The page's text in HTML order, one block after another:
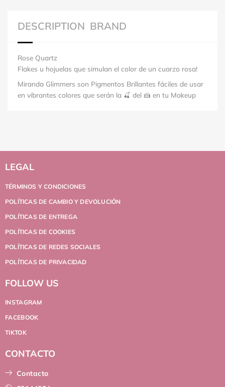
DESCRIPTION BRAND
Rose Quartz
Flakes u hojuelas que simulan el color de un cuarzo rosa!
Miranda Glimmers son Pigmentos Brillantes fáciles de usar
en vibrantes colores que serán la 🍒 del 🍰 en tu Makeup
LEGAL
TÉRMINOS Y CONDICIONES
POLÍTICAS DE CAMBIO Y DEVOLUCIÓN
POLÍTICAS DE ENTREGA
POLÍTICAS DE COOKIES
POLÍTICAS DE REDES SOCIALES
POLÍTICAS DE PRIVACIDAD
FOLLOW US
INSTAGRAM
FACEBOOK
TIKTOK
CONTACTO
Contacto